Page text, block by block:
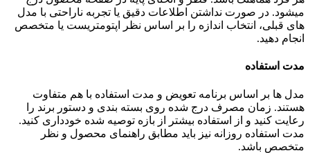
میشود. در صورت نداشتن اطلاعات دقیق یا تجربه ناراحتی با مدل
های قبلی، انتخاب اندازه را بر اساس نظر اپتومتریست یا متخصص
انجام دهید.
مدت استفاده
مدل ها بر اساس برنامه تعویض و مدت استفاده با هم متفاوت
هستند. زمان مصرف درج شده روی بسته بندی و دستور برند را
رعایت کنید و از استفاده بیشتر از بازه توصیه شده خودداری کنید.
مدت استفاده روزانه نیز باید مطابق راهنمای محصول و نظر
متخصص باشد.